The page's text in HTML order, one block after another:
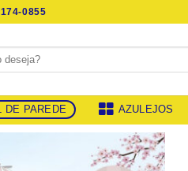
0855
DE PAREDE AZULEJOS